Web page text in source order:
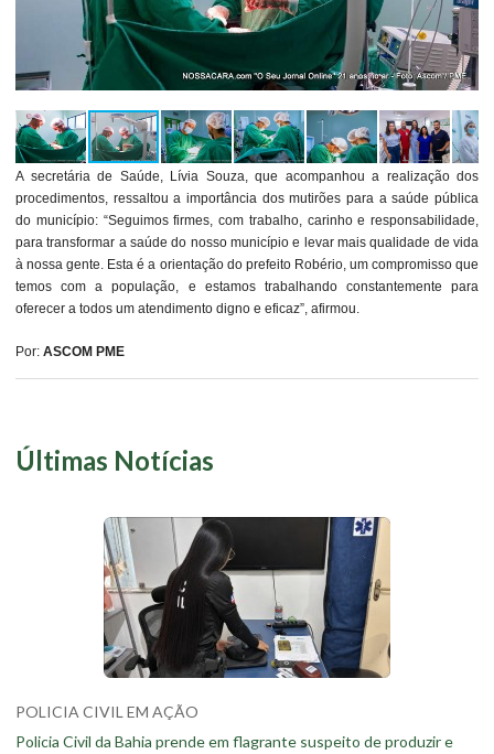
A secretária de Saúde, Lívia Souza, que acompanhou a realização dos
procedimentos, ressaltou a importância dos mutirões para a saúde pública
do município: “Seguimos firmes, com trabalho, carinho e responsabilidade,
para transformar a saúde do nosso município e levar mais qualidade de vida
à nossa gente. Esta é a orientação do prefeito Robério, um compromisso que
temos com a população, e estamos trabalhando constantemente para
oferecer a todos um atendimento digno e eficaz”, afirmou.
Por: ASCOM PME
Últimas Notícias
POLICIA CIVIL EM AÇÃO
Policia Civil da Bahia prende em flagrante suspeito de produzir e